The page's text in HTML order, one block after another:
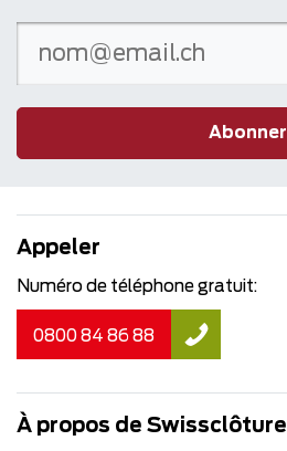
Abonner
Appeler
Numéro de téléphone gratuit:
0800 84 86 88
À propos de Swissclôture